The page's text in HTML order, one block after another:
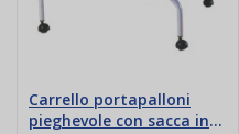
Carrello portapalloni
pieghevole con sacca in